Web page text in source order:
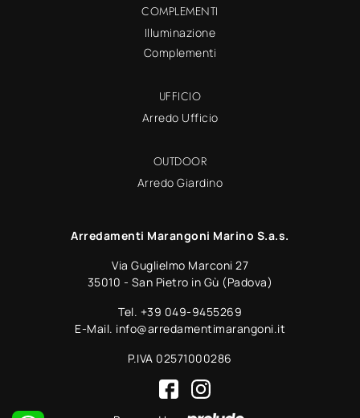
COMPLEMENTI
Illuminazione
Complementi
UFFICIO
Arredo Ufficio
OUTDOOR
Arredo Giardino
Arredamenti Marangoni Marino S.a.s.
Via Guglielmo Marconi 27
35010 - San Pietro in Gù (Padova)
Tel. +39 049-9455269
E-Mail. info@arredamentimarangoni.it
P.IVA 02571000286